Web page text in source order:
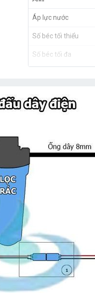
Áp lực nước
Số béc tối thiểu
Số béc tối đa